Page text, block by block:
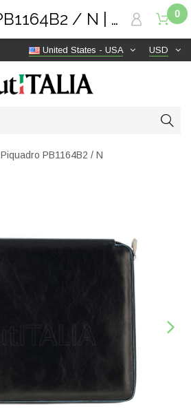
USD
United States - USA
0
Piquadro PB1164B2 / N
Piquadro PB1164B2 / N | TutITALIA